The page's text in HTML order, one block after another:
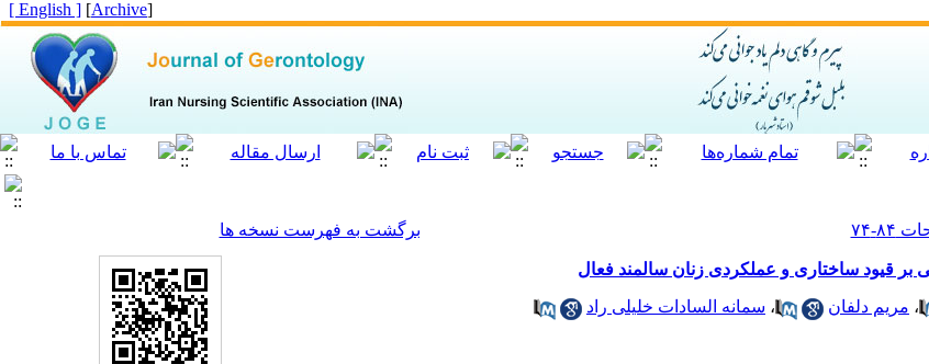
[
Archive
]
[ English ]
برگشت به فهرست نسخه ها
بر قیود ساختاری و عملکردی زنان سالمند فعال
، مریم دلفان ، سمانه السادات خلیلی راد